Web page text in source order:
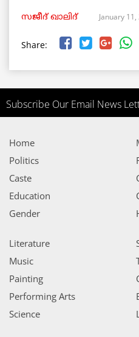
സജീദ്‌ ഖാലിദ് January 11,
Share:
Subscribe Our Email News
Home
Politics
Caste
Education
Gender
Literature
Music
Painting
Performing Arts
Science